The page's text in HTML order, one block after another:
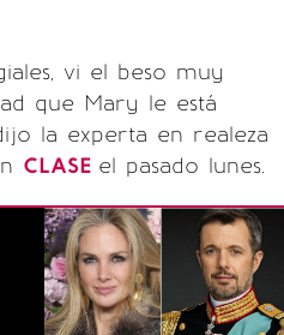
vi el beso muy
que Mary le está
la experta en realeza
CLASE el pasado lunes.